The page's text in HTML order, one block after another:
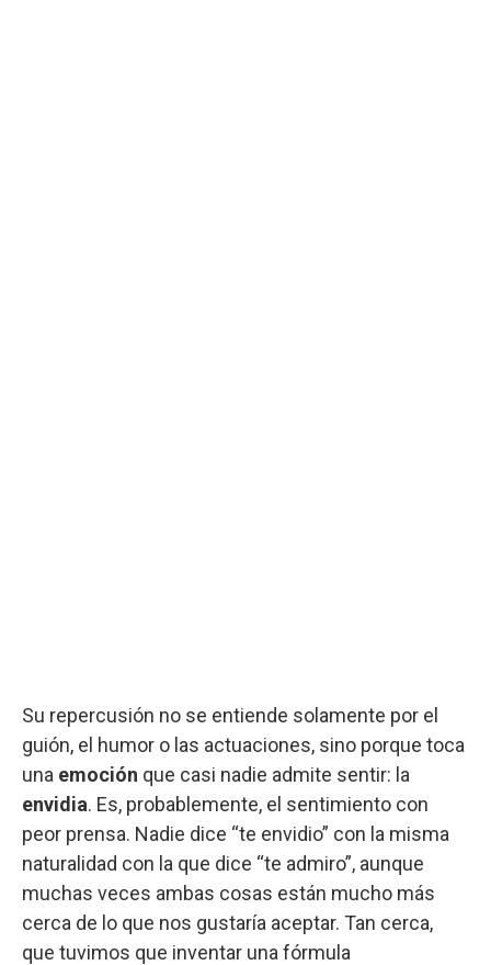
Su repercusión no se entiende solamente por el
guión, el humor o las actuaciones, sino porque toca
una emoción que casi nadie admite sentir: la
envidia. Es, probablemente, el sentimiento con
peor prensa. Nadie dice “te envidio” con la misma
naturalidad con la que dice “te admiro”, aunque
muchas veces ambas cosas están mucho más
cerca de lo que nos gustaría aceptar. Tan cerca,
que tuvimos que inventar una fórmula